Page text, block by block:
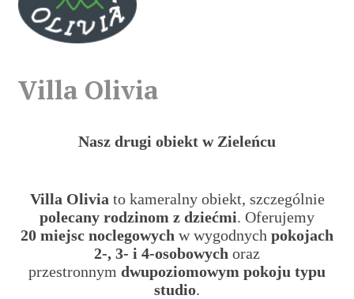
Villa Olivia
Nasz drugi obiekt w Zieleńcu
Villa Olivia to kameralny obiekt, szczególnie
polecany rodzinom z dziećmi. Oferujemy
20 miejsc noclegowych w wygodnych pokojach
2-, 3- i 4-osobowych oraz
przestronnym dwupoziomowym pokoju typu
studio.